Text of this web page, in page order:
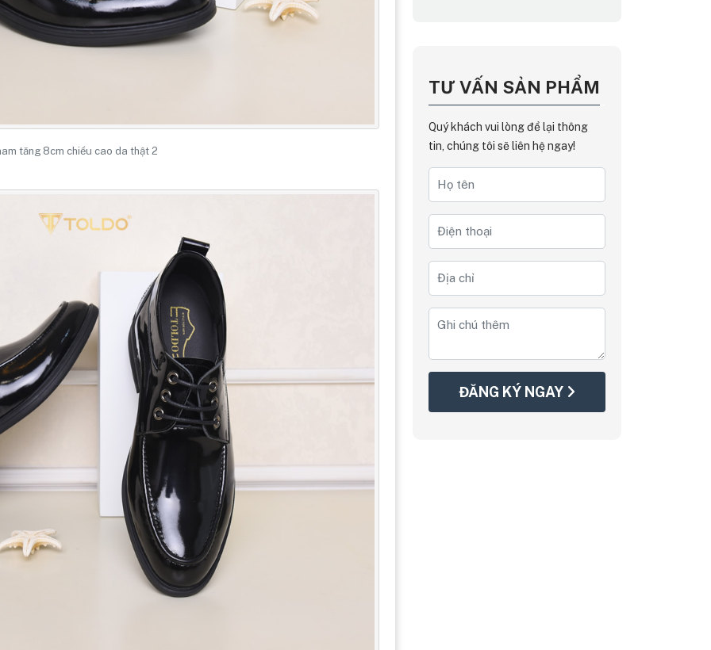
tăng 8cm chiều cao da thật 2
TƯ VẤN SẢN PHẨM
Quý khách vui lòng để lại thông
tin, chúng tôi sẽ liên hệ ngay!
ĐĂNG KÝ NGAY